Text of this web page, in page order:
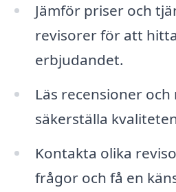
Jämför priser och
revisorer för att
erbjudandet.
Läs recensioner
säkerställa
Kontakta olika
frågor och få en